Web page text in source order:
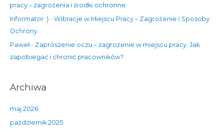
pracy – zagrożenia i środki ochronne
Informator :) - Wibracje w Miejscu Pracy – Zagrożenie i Sposoby
Ochrony
Paweł- Zaprószenie oczu – zagrożenie w miejscu pracy. Jak
zapobiegać i chronić pracowników?
Archiwa
maj 2026
październik 2025